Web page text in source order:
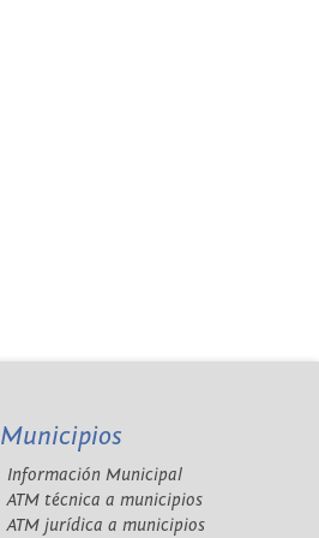
Municipios
Información Municipal
ATM técnica a municipios
ATM jurídica a municipios